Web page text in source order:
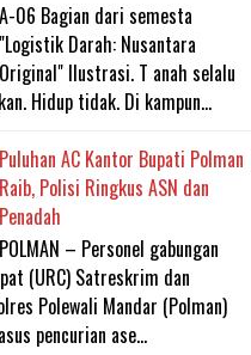
A-06 Bagian dari semesta
"Logistik Darah: Nusantara
Original" Ilustrasi. T anah selalu
Hidup tidak. Di kampun...
Puluhan AC Kantor Bupati Polman
Raib, Polisi Ringkus ASN dan
Penadah
POLMAN – Personel gabungan
(URC) Satreskrim dan
Polewali Mandar (Polman)
pencurian ase...